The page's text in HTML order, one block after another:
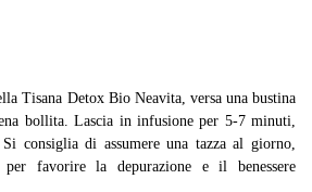
Tisana Detox Bio Neavita, versa una bustina
bollita. Lascia in infusione per 5-7 minuti,
consiglia di assumere una tazza al giorno,
favorire la depurazione e il benessere